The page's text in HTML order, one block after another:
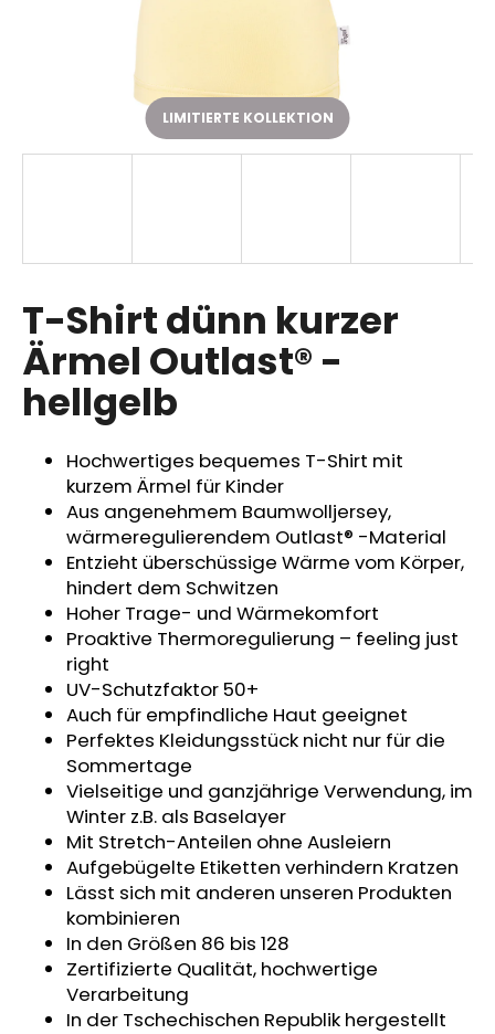
T-Shirt dünn kurzer
Ärmel Outlast® -
hellgelb
Hochwertiges bequemes T-Shirt mit
kurzem Ärmel für Kinder
Aus angenehmem Baumwolljersey,
wärmeregulierendem Outlast® -Material
Entzieht überschüssige Wärme vom Körper,
hindert dem Schwitzen
Hoher Trage- und Wärmekomfort
Proaktive Thermoregulierung – feeling just
right
UV-Schutzfaktor 50+
Auch für empfindliche Haut geeignet
Perfektes Kleidungsstück nicht nur für die
Sommertage
Vielseitige und ganzjährige Verwendung, im
Winter z.B. als Baselayer
Mit Stretch-Anteilen ohne Ausleiern
Aufgebügelte Etiketten verhindern Kratzen
Lässt sich mit anderen unseren Produkten
kombinieren
In den Größen 86 bis 128
Zertifizierte Qualität, hochwertige
Verarbeitung
In der Tschechischen Republik hergestellt
LIMITIERTE KOLLEKTION
p
f
e
h
e
KINDERWAGENUNTERLAGE
OUTLAST®
GRAU
MELIERT
€43,35